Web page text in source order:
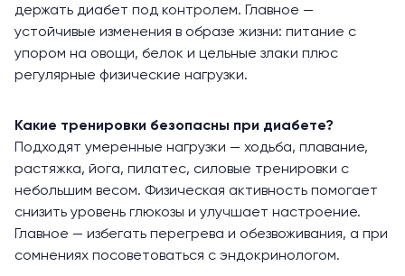
держать диабет под контролем. Главное —
устойчивые изменения в образе жизни: питание с
упором на овощи, белок и цельные злаки плюс
регулярные физические нагрузки.
Какие тренировки безопасны при диабете?
Подходят умеренные нагрузки — ходьба, плавание,
растяжка, йога, пилатес, силовые тренировки с
небольшим весом. Физическая активность помогает
снизить уровень глюкозы и улучшает настроение.
Главное — избегать перегрева и обезвоживания, а при
сомнениях посоветоваться с эндокринологом.